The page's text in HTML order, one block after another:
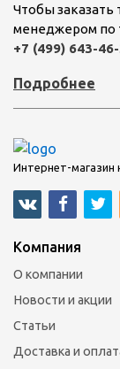
Чтобы заказать
менеджером по
+7 (499) 643-
Подробнее
Интернет-
Компания
О компании
Новости и акции
Статьи
Доставка и